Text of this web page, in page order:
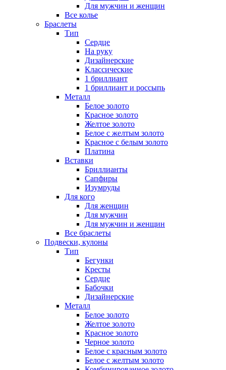
Для мужчин и женщин
Все колье
Браслеты
Тип
Сердце
На руку
Дизайнерские
Классические
1 бриллиант
1 бриллиант и россыпь
Металл
Белое золото
Красное золото
Желтое золото
Белое с желтым золото
Красное с белым золото
Платина
Вставки
Бриллианты
Сапфиры
Изумруды
Для кого
Для женщин
Для мужчин
Для мужчин и женщин
Все браслеты
Подвески, кулоны
Тип
Бегунки
Кресты
Сердце
Бабочки
Дизайнерские
Металл
Белое золото
Желтое золото
Красное золото
Черное золото
Белое с красным золото
Белое с желтым золото